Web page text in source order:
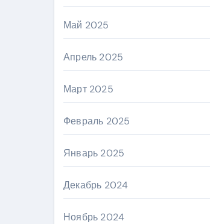
Май 2025
Апрель 2025
Март 2025
Февраль 2025
Январь 2025
Декабрь 2024
Ноябрь 2024